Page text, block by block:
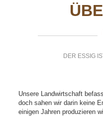
DER ESSIG
Unsere Landwirtschaft
doch sahen wir darin keine
einigen Jahren produzieren